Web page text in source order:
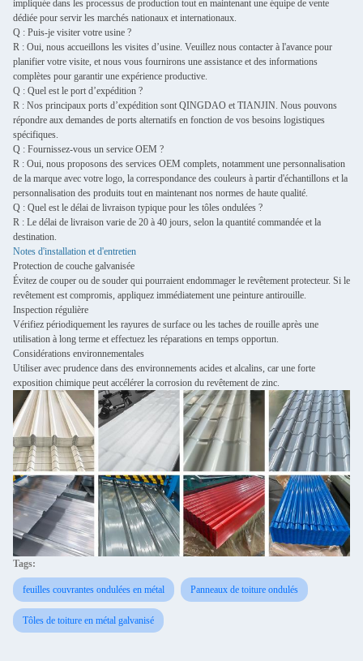
impliquée dans les processus de production tout en maintenant une équipe de vente
dédiée pour servir les marchés nationaux et internationaux.
Q : Puis-je visiter votre usine ?
R : Oui, nous accueillons les visites d’usine. Veuillez nous contacter à l'avance pour
planifier votre visite, et nous vous fournirons une assistance et des informations
complètes pour garantir une expérience productive.
Q : Quel est le port d’expédition ?
R : Nos principaux ports d’expédition sont QINGDAO et TIANJIN. Nous pouvons
répondre aux demandes de ports alternatifs en fonction de vos besoins logistiques
spécifiques.
Q : Fournissez-vous un service OEM ?
R : Oui, nous proposons des services OEM complets, notamment une personnalisation
de la marque avec votre logo, la correspondance des couleurs à partir d'échantillons et la
personnalisation des produits tout en maintenant nos normes de haute qualité.
Q : Quel est le délai de livraison typique pour les tôles ondulées ?
R : Le délai de livraison varie de 20 à 40 jours, selon la quantité commandée et la
destination.
Notes d'installation et d'entretien
Protection de couche galvanisée
Évitez de couper ou de souder qui pourraient endommager le revêtement protecteur. Si le
revêtement est compromis, appliquez immédiatement une peinture antirouille.
Inspection régulière
Vérifiez périodiquement les rayures de surface ou les taches de rouille après une
utilisation à long terme et effectuez les réparations en temps opportun.
Considérations environnementales
Utiliser avec prudence dans des environnements acides et alcalins, car une forte
exposition chimique peut accélérer la corrosion du revêtement de zinc.
Tags:
feuilles couvrantes ondulées en métal Panneaux de toiture ondulés
Tôles de toiture en métal galvanisé